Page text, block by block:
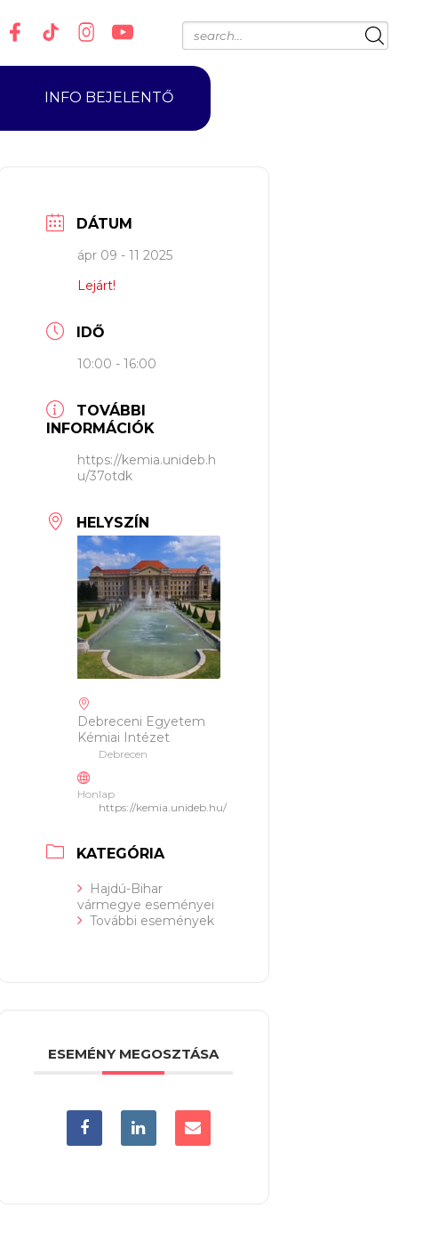
INFO BEJELENTŐ
DÁTUM
ápr 09 - 11 2025
Lejárt!
IDŐ
10:00 - 16:00
TOVÁBBI
INFORMÁCIÓK
https://kemia.unideb.h
u/37otdk
HELYSZÍN
Debreceni Egyetem
Kémiai Intézet
Debrecen
Honlap
https://kemia.unideb.hu/
KATEGÓRIA
Hajdú-Bihar
vármegye eseményei
További események
ESEMÉNY MEGOSZTÁSA